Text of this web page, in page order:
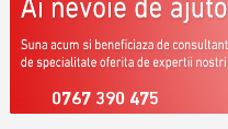
0767 390 475